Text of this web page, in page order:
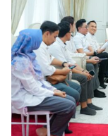
All
Right
Reserved